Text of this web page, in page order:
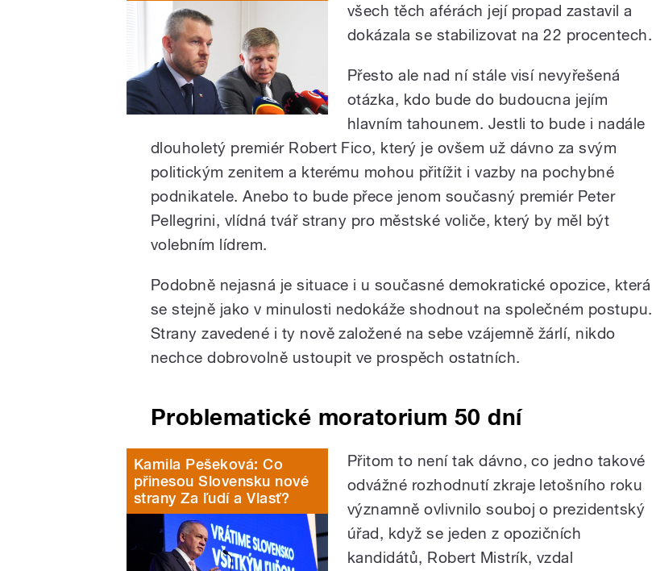
všech těch aférách její propad zastavil a
dokázala se stabilizovat na 22 procentech.
Přesto ale nad ní stále visí nevyřešená
otázka, kdo bude do budoucna jejím
hlavním tahounem. Jestli to bude i nadále
dlouholetý premiér Robert Fico, který je ovšem už dávno za svým
politickým zenitem a kterému mohou přitížit i vazby na pochybné
podnikatele. Anebo to bude přece jenom současný premiér Peter
Pellegrini, vlídná tvář strany pro městské voliče, který by měl být
volebním lídrem.
Podobně nejasná je situace i u současné demokratické opozice, která
se stejně jako v minulosti nedokáže shodnout na společném postupu.
Strany zavedené i ty nově založené na sebe vzájemně žárlí, nikdo
nechce dobrovolně ustoupit ve prospěch ostatních.
Problematické moratorium 50 dní
Kamila Pešeková: Co
přinesou Slovensku nové
strany Za ľudí a Vlasť?
Přitom to není tak dávno, co jedno takové
odvážné rozhodnutí zkraje letošního roku
významně ovlivnilo souboj o prezidentský
úřad, když se jeden z opozičních
kandidátů, Robert Mistrík, vzdal